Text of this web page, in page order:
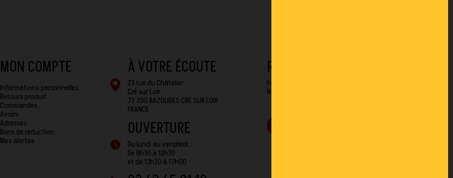
MON COMPTE
Informations personnelles
Retours produit
Commandes
Avoirs
Adresses
Bons de réduction
Mes alertes
À VOTRE ÉCOUTE
23 rue du Châtelier
Cré sur Loir
72 200 BAZOUGES CRE SUR LOIR
FRANCE
OUVERTURE
Du lundi au vendredi :
De 8h30 à 12h30
et de 13h30 à 17h00
RESTONS EN CONTACT
Formulaire de contact
Newsletter